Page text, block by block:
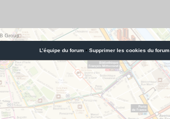
Group
L’équipe du forum • Supprimer les cookies du forum